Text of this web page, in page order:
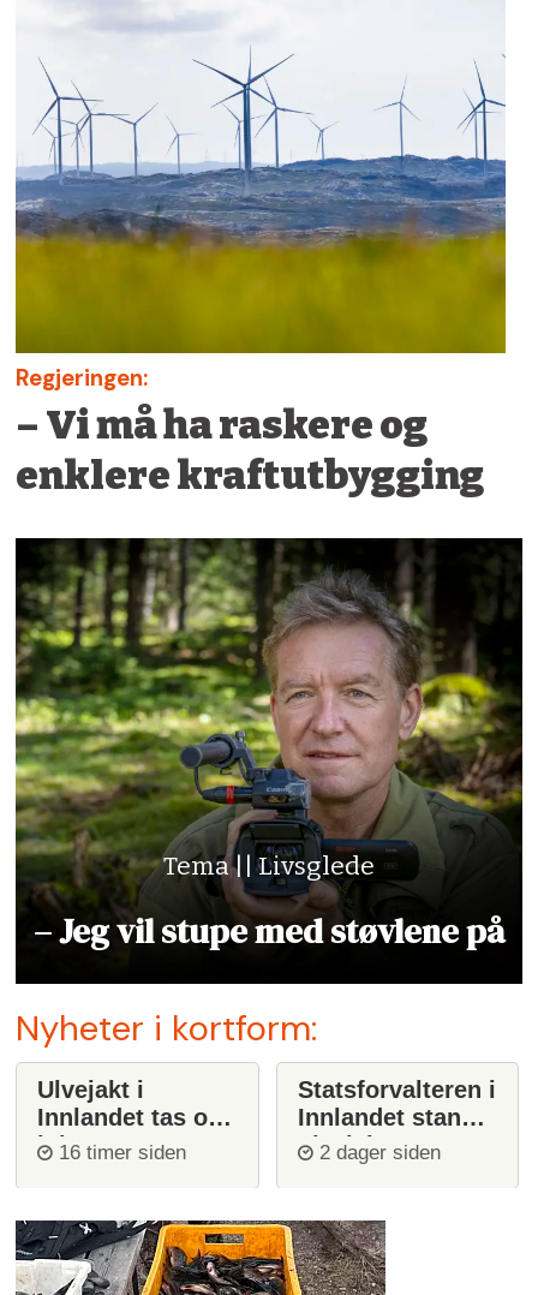
Regjeringen:
– Vi må ha raskere og
enklere kraftutbygging
Tema || Livsglede
– Jeg vil stupe med støvlene på
Nyheter i kortform:
Ulvejakt i
Innlandet tas opp
igjen
16 timer siden
Statsforvalteren i
Innlandet stanser
ulvejakt
2 dager siden